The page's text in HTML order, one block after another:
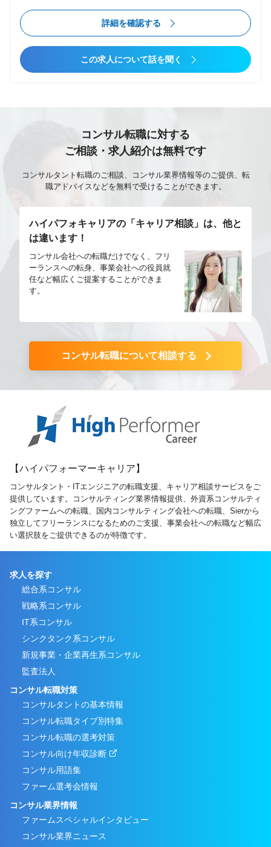
営管理基盤整備全般に関するコンサルティング ※勤務
地については、仙台事務所、盛岡連絡事務所のどちら
をご希望されるか伺います。 ※将来的に複数分野に渡
って専門能力を発揮してもらうことを想定していま
す。 【業務内容】変更の範囲 会社の定める範囲で変
更の範囲 会社の定める範囲で変更の可能性あり
詳細を確認する
この求人について話を聞く
コンサル転職に対する
ご相談・求人紹介は無料です
コンサルタント転職のご相談、コンサル業界情報等のご提供、転
職アドバイスなどを無料で受けることができます。
コンサル転職について相談する
ハイパフォキャリアの「キャリア相談」は、他と
は違います！
コンサル会社への転職だけでなく、フリ
ーランスへの転身、事業会社への役員就
任など幅広くご提案することができま
す。
【ハイパフォーマーキャリア】
コンサルタント・ITエンジニアの転職支援、キャリア相談サービスをご
提供しています。コンサルティング業界情報提供、外資系コンサルティ
ングファームへの転職、国内コンサルティング会社への転職、Sierから
独立してフリーランスになるためのご支援、事業会社への転職など幅広
い選択肢をご提供できるのが特徴です。
求人を探す
総合系コンサル
戦略系コンサル
IT系コンサル
シンクタンク系コンサル
新規事業・企業再生系コンサル
監査法人
コンサル転職対策
コンサルタントの基本情報
コンサル転職タイプ別特集
コンサル転職の選考対策
コンサル向け年収診断
コンサル用語集
ファーム選考会情報
コンサル業界情報
ファームスペシャルインタビュー
コンサル業界ニュース